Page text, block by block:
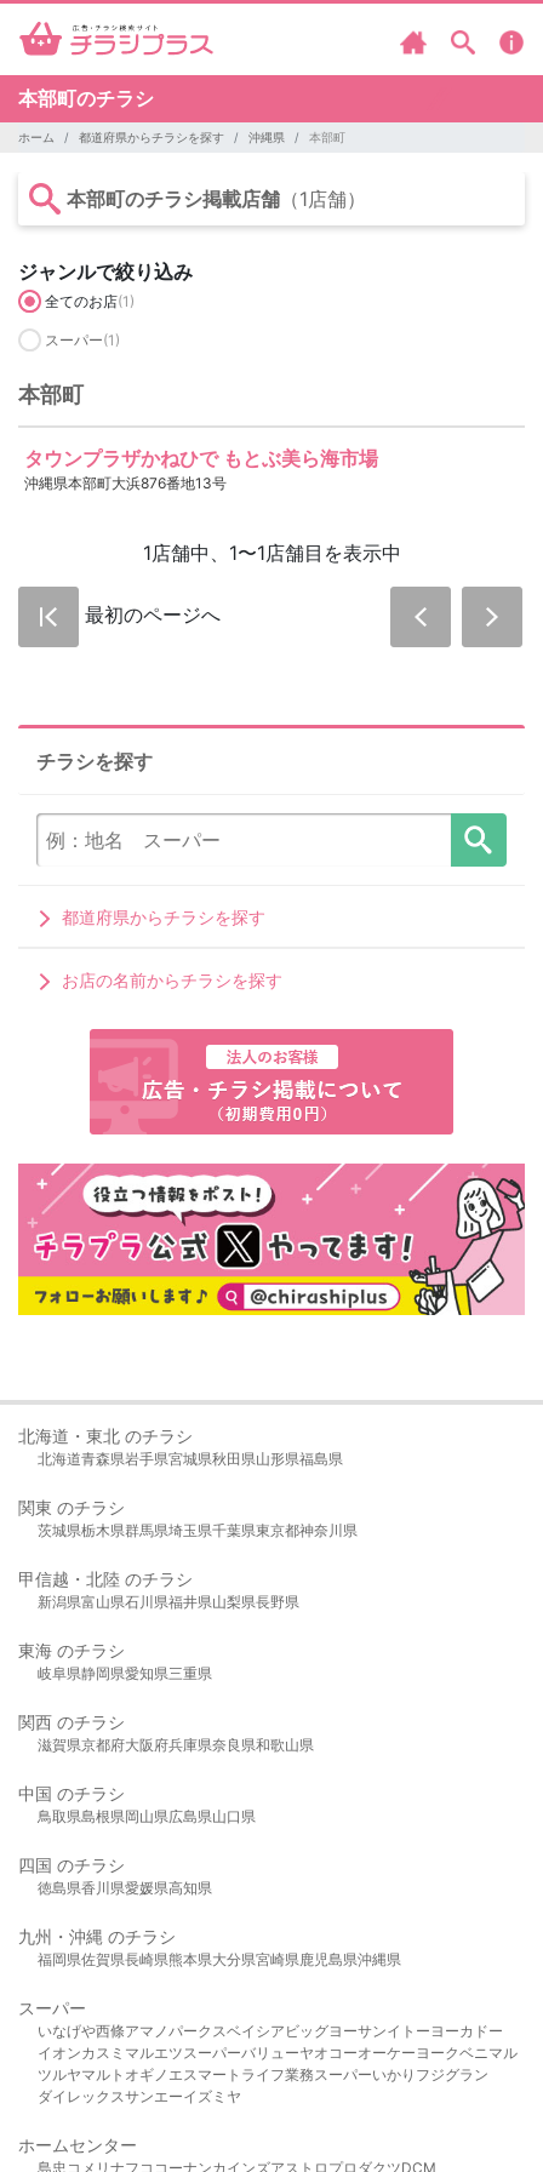
本部町のチラシ
ホーム 都道府県からチラシを探す 沖縄県 本部町
本部町のチラシ掲載店舗 （1店舗）
ジャンルで絞り込み
全てのお店(1)
スーパー(1)
本部町
タウンプラザかねひで もとぶ美ら海市場
沖縄県本部町大浜876番地13号
1店舗中、1〜1店舗目を表示中
最初のページへ
チラシを探す
都道府県からチラシを探す
お店の名前からチラシを探す
北海道・東北 のチラシ
北海道青森県岩手県宮城県秋田県山形県福島県
関東 のチラシ
茨城県栃木県群馬県埼玉県千葉県東京都神奈川県
甲信越・北陸 のチラシ
新潟県富山県石川県福井県山梨県長野県
東海 のチラシ
岐阜県静岡県愛知県三重県
関西 のチラシ
滋賀県京都府大阪府兵庫県奈良県和歌山県
中国 のチラシ
鳥取県島根県岡山県広島県山口県
四国 のチラシ
徳島県香川県愛媛県高知県
九州・沖縄 のチラシ
福岡県佐賀県長崎県熊本県大分県宮崎県鹿児島県沖縄県
スーパー
いなげや西條アマノパークスベイシア ビッグヨーサンイトーヨーカドー
イオンカスミ マルエツスーパーバリューヤオコーオーケー ヨークベニマル
ツルヤマルト オギノ エスマート ライフ業務スーパーいかり フジグラン
ダイレックスサンエーイズミヤ
ホームセンター
島忠 コメリ ナフコ コーナンカインズアストロプロダクツDCM